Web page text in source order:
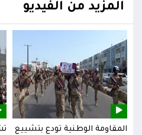
المزيد من الفيديو
المقاومة الوطنية تودع بتشييع